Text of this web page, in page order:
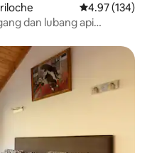
Penarafan
4.97 (134)
dan lubang api